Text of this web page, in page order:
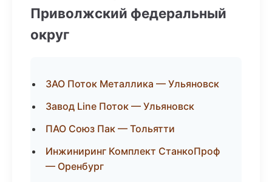
Приволжский федеральный
округ
ЗАО Поток Металлика — Ульяновск
Завод Line Поток — Ульяновск
ПАО Союз Пак — Тольятти
Инжиниринг Комплект СтанкоПроф
— Оренбург